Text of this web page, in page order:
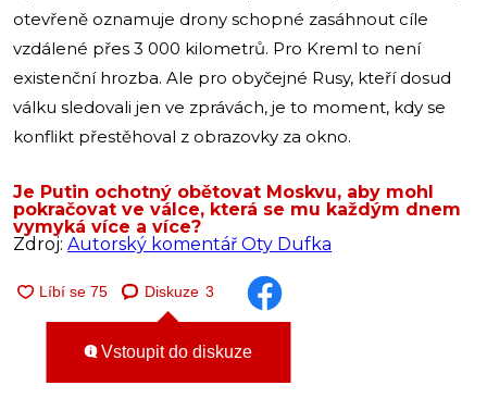
otevřeně oznamuje drony schopné zasáhnout cíle
vzdálené přes 3 000 kilometrů. Pro Kreml to není
existenční hrozba. Ale pro obyčejné Rusy, kteří dosud
válku sledovali jen ve zprávách, je to moment, kdy se
konflikt přestěhoval z obrazovky za okno.
Je Putin ochotný obětovat Moskvu, aby mohl
pokračovat ve válce, která se mu každým dnem
vymyká více a více?
Zdroj: Autorský komentář Oty Dufka
Diskuze 3
Vstoupit do diskuze